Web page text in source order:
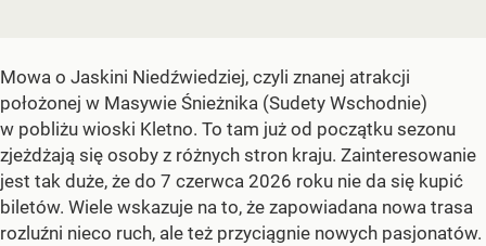
Mowa o Jaskini Niedźwiedziej, czyli znanej atrakcji
położonej w Masywie Śnieżnika (Sudety Wschodnie)
w pobliżu wioski Kletno. To tam już od początku sezonu
zjeżdżają się osoby z różnych stron kraju. Zainteresowanie
jest tak duże, że do 7 czerwca 2026 roku nie da się kupić
biletów. Wiele wskazuje na to, że zapowiadana nowa trasa
rozluźni nieco ruch, ale też przyciągnie nowych pasjonatów.